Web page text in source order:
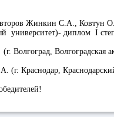
Жинкин С.А., Ковтун
университет)- диплом I
Волгоград, Волгоградская
(г. Краснодар,